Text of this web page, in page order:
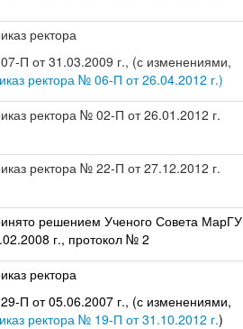
ректора
П от 31.03.2009 г., (с изменениями,
ректора № 06-П от 26.04.2012 г.)
ректора № 02-П от 26.01.2012 г.
ректора № 22-П от 27.12.2012 г.
решением Ученого Совета МарГУ
г., протокол № 2
ректора
П от 05.06.2007 г., (с изменениями,
ректора № 19-П от 31.10.2012 г.)